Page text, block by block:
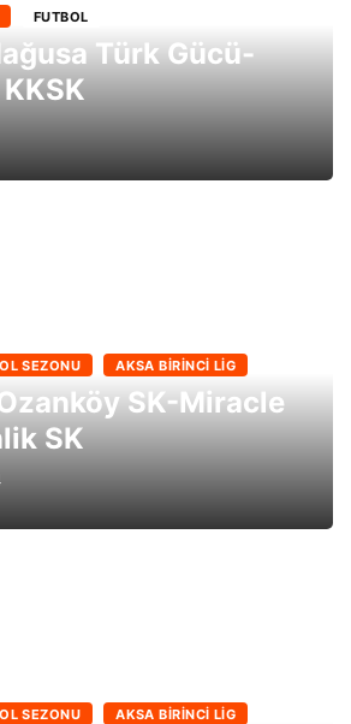
FUTBOL
Türk Gücü-
SEZONU AKSA BIRINCI LIG
SK-Miracle
SK
SEZONU AKSA BIRINCI LIG